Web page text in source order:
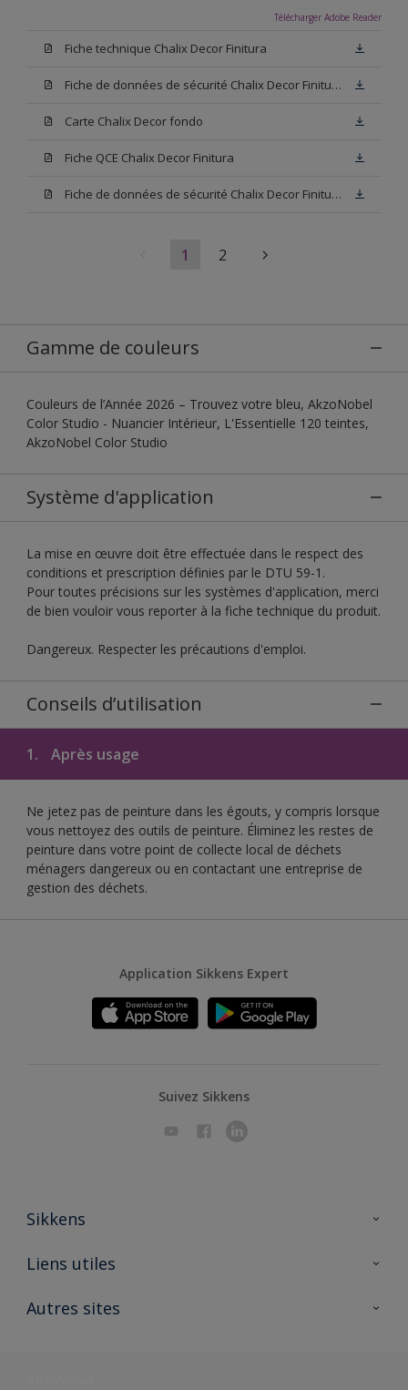
Télécharger Adobe Reader
Fiche technique Chalix Decor Finitura
Fiche de données de sécurité Chalix Decor Finitura Base W05
Carte Chalix Decor fondo
Fiche QCE Chalix Decor Finitura
Fiche de données de sécurité Chalix Decor Finitura Base N00
1 2
Gamme de couleurs
Couleurs de l’Année 2026 – Trouvez votre bleu, AkzoNobel
Color Studio - Nuancier Intérieur, L'Essentielle 120 teintes,
AkzoNobel Color Studio
Système d'application
La mise en œuvre doit être effectuée dans le respect des
conditions et prescription définies par le DTU 59-1.
Pour toutes précisions sur les systèmes d'application, merci
de bien vouloir vous reporter à la fiche technique du produit.
Dangereux. Respecter les précautions d'emploi.
Conseils d’utilisation
1. Après usage
Ne jetez pas de peinture dans les égouts, y compris lorsque
vous nettoyez des outils de peinture. Éliminez les restes de
peinture dans votre point de collecte local de déchets
ménagers dangereux ou en contactant une entreprise de
gestion des déchets.
Application Sikkens Expert
Suivez Sikkens
Sikkens
A propos de Sikkens
Liens utiles
Ouvrir un magasin PASS
Autres sites